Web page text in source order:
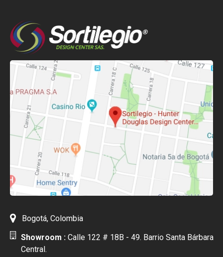
Bogotá, Colombia
Showroom : Calle 122 # 18B - 49. Barrio Santa Bárbara
Central.